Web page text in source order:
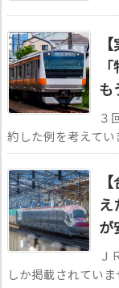
も
３
約した例を考えてい
え
が
Ｊ
しか掲載されてい